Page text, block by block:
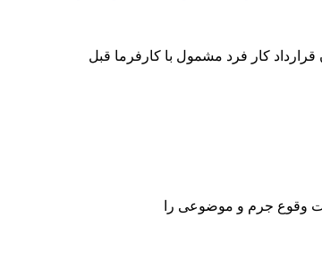
کار فرد مشمول با کارفرما قبل
وقوع جرم و موضوعی را